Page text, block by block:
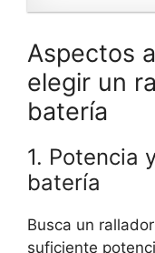
Aspectos
elegir un
batería
1. Potencia
batería
Busca un
suficiente